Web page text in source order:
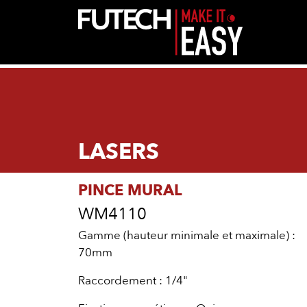
LASERS
PINCE MURAL
WM4110
Gamme (hauteur minimale et maximale) :
70mm
Raccordement : 1/4"